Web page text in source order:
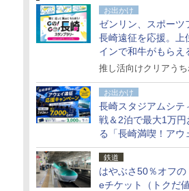
お出かけ
ゼンリン、スポーツ
長崎遠征を応援。上
インで和牛がもらえ
「GO！GO！長崎ス
推し活向けクリアう
お出かけ
長崎スタジアムシテ
戦＆2泊で最大1万円
る「長崎満喫！アウ
応援キャンペーン」
鉄道
はやぶさ50％オフの
eチケット（トクだ